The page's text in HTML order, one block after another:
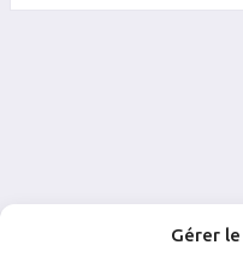
Gérer